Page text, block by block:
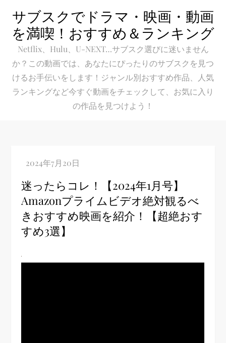
content
サブスクでドラマ・映画・動画
を満喫！おすすめ＆ランキング
Netflix、Hulu、U-NEXT…サブスク選びに迷いません
か？この動画では、あなたにぴったりのサブスクを見つ
けるお手伝いをします！ジャンル別おすすめ作品、人気
ランキングなど今すぐ動画をチェックして、お気に入り
の作品を見つけよう！
迷ったらコレ！【2024年1月号】
Amazonプライムビデオ絶対観るべ
きおすすめ映画を紹介！【超絶おす
すめ3選】